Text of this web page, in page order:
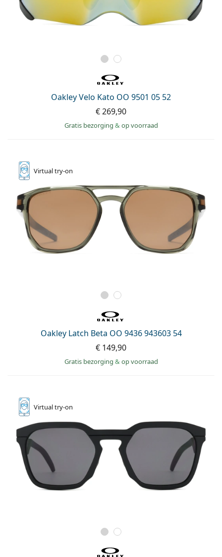
Oakley Velo Kato OO 9501 05 52
€ 269,90
Gratis bezorging & op voorraad
Virtualtry-on
Oakley Latch Beta OO 9436 943603 54
€ 149,90
Gratis bezorging & op voorraad
Virtualtry-on